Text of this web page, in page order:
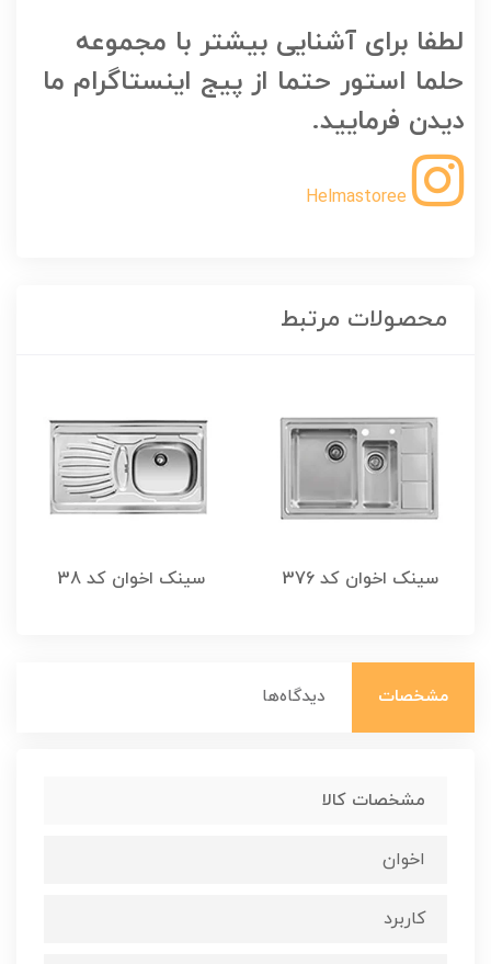
لطفا برای آشنایی بیشتر با مجموعه
حلما استور حتما از پیج اینستاگرام ما
دیدن فرمایید.
Helmastoree
محصولات مرتبط
سینک اخوان کد 376 سینک اخوان کد 38
مشخصات دیدگاه‌ها
مشخصات کالا
اخوان
کاربرد